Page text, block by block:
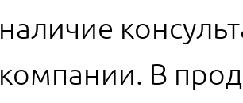
наличие
компании. В